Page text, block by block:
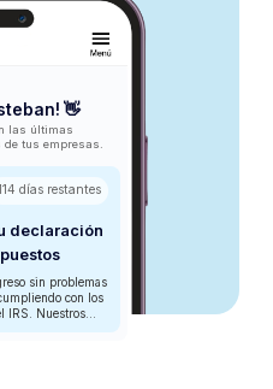
👋
las últimas
tus empresas.
días restantes
declaración
sin problemas
con los
IRS. Nuestros